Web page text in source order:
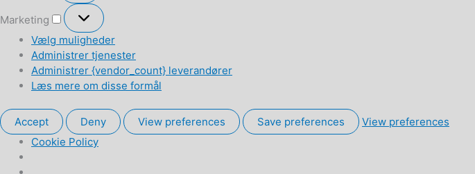
Marketing
Marketing
Vælg muligheder
Administrer tjenester
Administrer {vendor_count} leverandører
Læs mere om disse formål
Accept Deny View preferences Save preferences
View preferences
Cookie Policy